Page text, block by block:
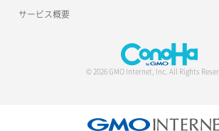
サービス概要
© 2026 GMO Internet, Inc. All Rights